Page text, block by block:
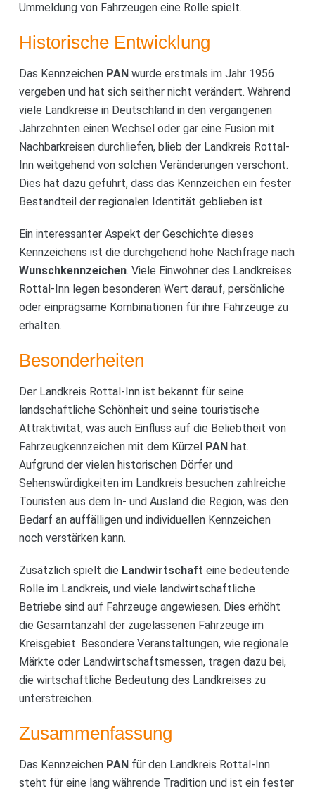
Ummeldung von Fahrzeugen eine Rolle spielt.
Historische Entwicklung
Das Kennzeichen PANwurde erstmals im Jahr 1956
vergeben und hat sich seither nicht verändert. Während
viele Landkreise in Deutschland in den vergangenen
Jahrzehnten einen Wechsel oder gar eine Fusion mit
Nachbarkreisen durchliefen, blieb der Landkreis Rottal-
Inn weitgehend von solchen Veränderungen verschont.
Dies hat dazu geführt, dass das Kennzeichen ein fester
Bestandteil der regionalen Identität geblieben ist.
Ein interessanter Aspekt der Geschichte dieses
Kennzeichens ist die durchgehend hohe Nachfrage nach
Wunschkennzeichen. Viele Einwohner des Landkreises
Rottal-Inn legen besonderen Wert darauf, persönliche
oder einprägsame Kombinationen für ihre Fahrzeuge zu
erhalten.
Besonderheiten
Der Landkreis Rottal-Inn ist bekannt für seine
landschaftliche Schönheit und seine touristische
Attraktivität, was auch Einfluss auf die Beliebtheit von
Fahrzeugkennzeichen mit dem Kürzel PANhat.
Aufgrund der vielen historischen Dörfer und
Sehenswürdigkeiten im Landkreis besuchen zahlreiche
Touristen aus dem In- und Ausland die Region, was den
Bedarf an auffälligen und individuellen Kennzeichen
noch verstärken kann.
Zusätzlich spielt die Landwirtschaft eine bedeutende
Rolle im Landkreis, und viele landwirtschaftliche
Betriebe sind auf Fahrzeuge angewiesen. Dies erhöht
die Gesamtanzahl der zugelassenen Fahrzeuge im
Kreisgebiet. Besondere Veranstaltungen, wie regionale
Märkte oder Landwirtschaftsmessen, tragen dazu bei,
die wirtschaftliche Bedeutung des Landkreises zu
unterstreichen.
Zusammenfassung
Das Kennzeichen PANfür den Landkreis Rottal-Inn
steht für eine lang währende Tradition und ist ein fester